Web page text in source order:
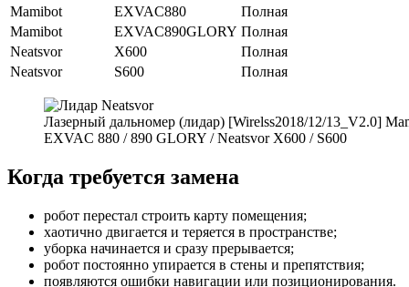
Mamibot
EXVAC880
Полная
Mamibot
EXVAC890GLORY Полная
Neatsvor
X600
Полная
Neatsvor
S600 Полная
Лазерный дальномер (лидар) [Wirelss2018/12/13_V2.0]
EXVAC 880 / 890 GLORY / Neatsvor X600 / S600
Когда требуется замена
робот перестал строить карту помещения;
хаотично двигается и теряется в пространстве;
уборка начинается и сразу прерывается;
робот постоянно упирается в стены и препятствия;
появляются ошибки навигации или позиционирования.